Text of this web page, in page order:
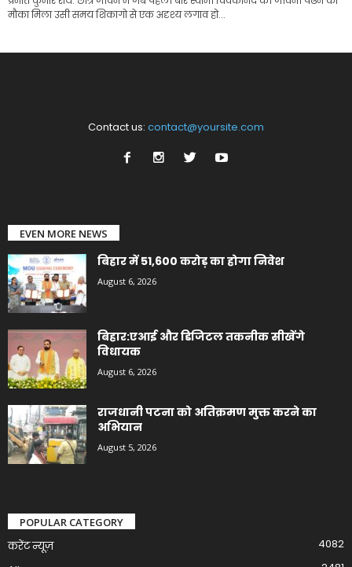
मौका मिला उसी समय शिकागो से एक अदृश्य लगाव हो...
Contact us: contact@yoursite.com
EVEN MORE NEWS
बिहार में 51,600 करोड़ का होगा निवेश
August 6, 2026
बिहार:एआई और डिजिटल तकनीक सीखेंगे
विधायक
August 6, 2026
राजधानी पटना को अतिक्रमण मुक्त करने का
अभियान
August 5, 2026
POPULAR CATEGORY
करेंट न्यूज़
4082